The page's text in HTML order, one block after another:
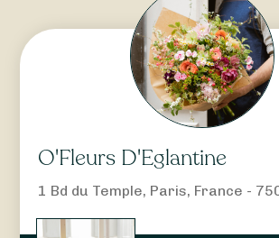
O'Fleurs D'Eglantine
1 Bd du Temple, Paris, France -